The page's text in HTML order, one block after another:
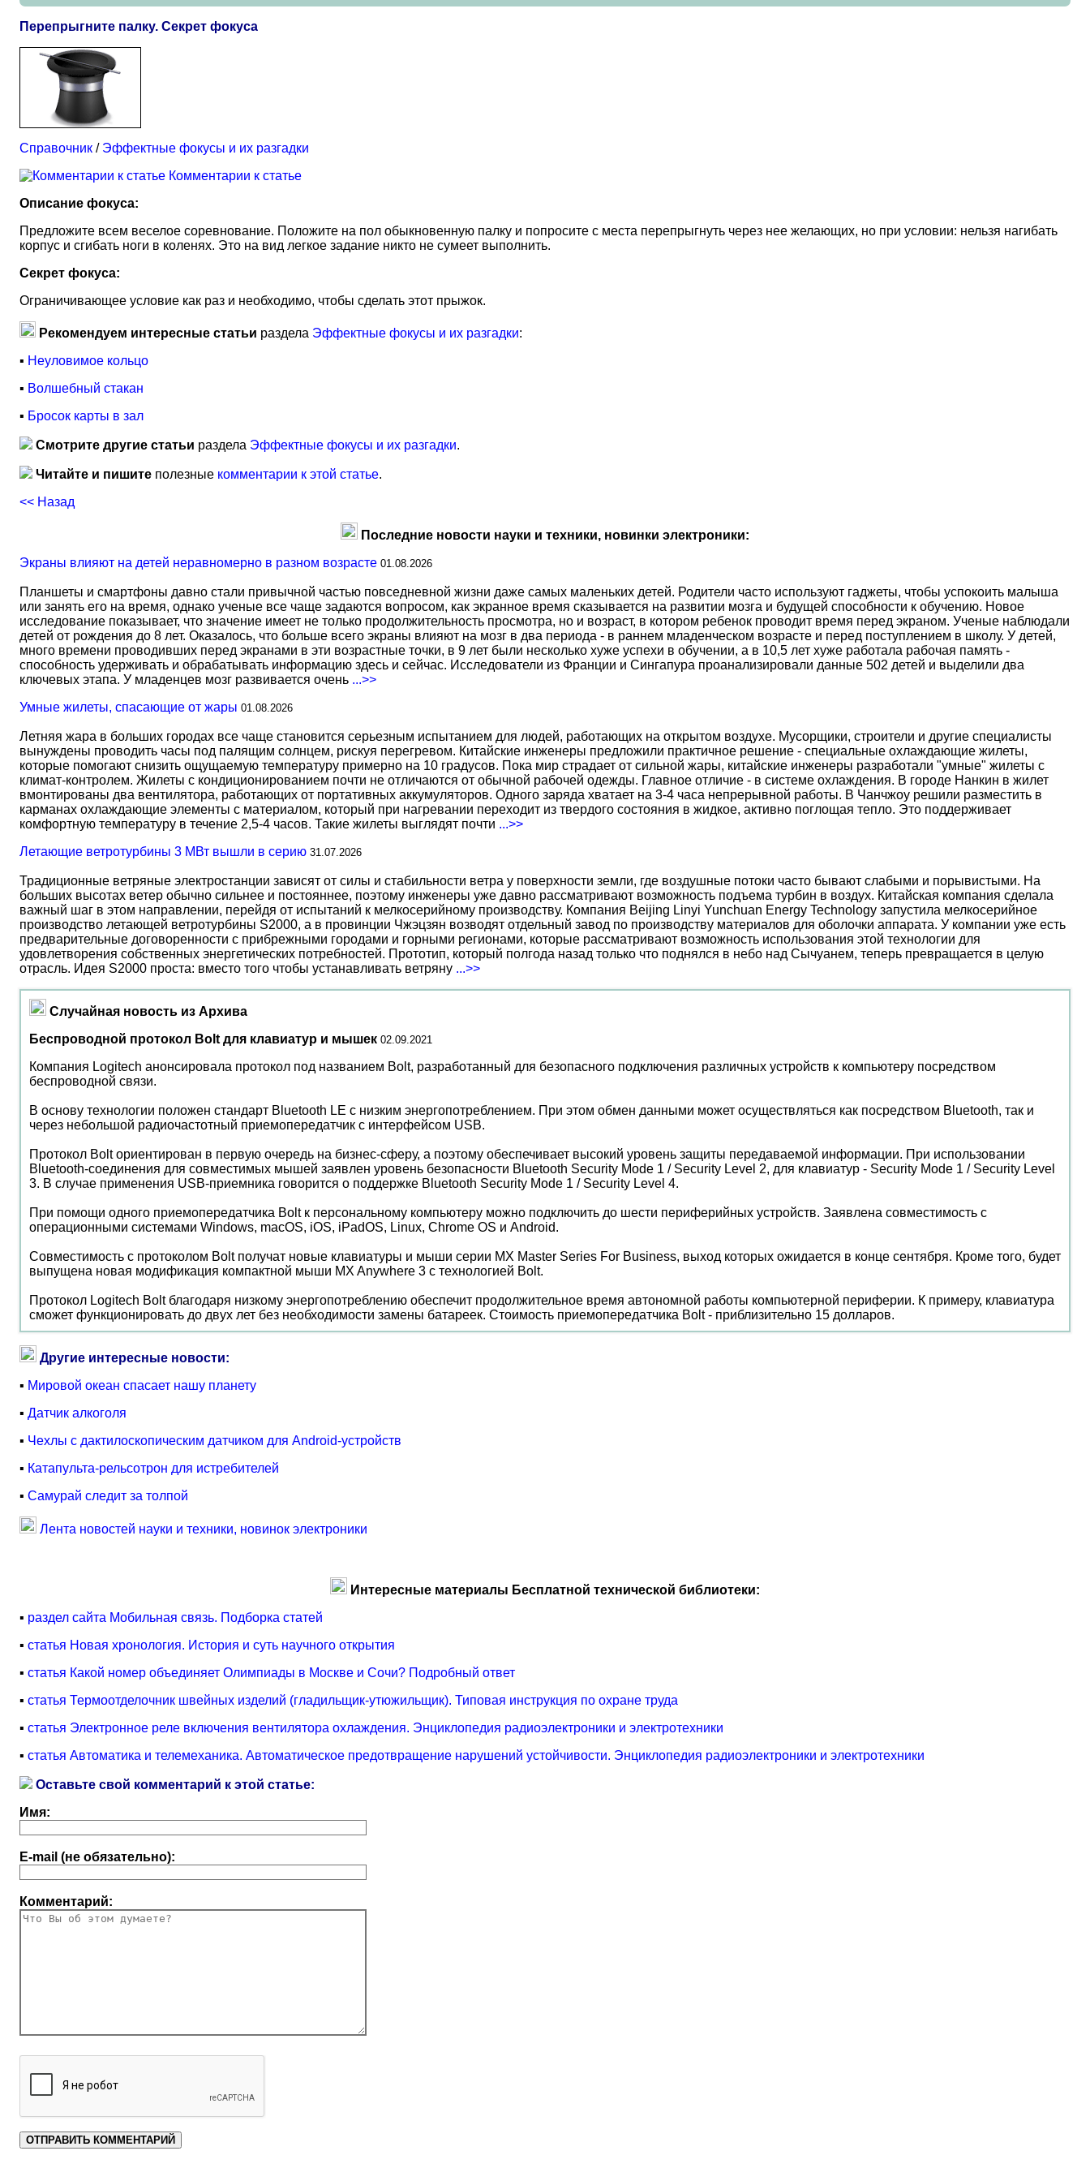
Перепрыгните палку. Секрет фокуса
Справочник / Эффектные фокусы и их разгадки
Комментарии к статье
Описание фокуса:
Предложите всем веселое соревнование. Положите на пол обыкновенную палку и попросите с места перепрыгнуть через нее желающих, но при условии: нельзя нагибать
корпус и сгибать ноги в коленях. Это на вид легкое задание никто не сумеет выполнить.
Секрет фокуса:
Ограничивающее условие как раз и необходимо, чтобы сделать этот прыжок.
Рекомендуем интересные статьи раздела Эффектные фокусы и их разгадки:
▪ Неуловимое кольцо
▪ Волшебный стакан
▪ Бросок карты в зал
Смотрите другие статьи раздела Эффектные фокусы и их разгадки.
Читайте и пишите полезные комментарии к этой статье.
<< Назад
Последние новости науки и техники, новинки электроники:
Экраны влияют на детей неравномерно в разном возрасте 01.08.2026
Планшеты и смартфоны давно стали привычной частью повседневной жизни даже самых маленьких детей. Родители часто используют гаджеты, чтобы успокоить малыша
или занять его на время, однако ученые все чаще задаются вопросом, как экранное время сказывается на развитии мозга и будущей способности к обучению. Новое
исследование показывает, что значение имеет не только продолжительность просмотра, но и возраст, в котором ребенок проводит время перед экраном. Ученые наблюдали
детей от рождения до 8 лет. Оказалось, что больше всего экраны влияют на мозг в два периода - в раннем младенческом возрасте и перед поступлением в школу. У детей,
много времени проводивших перед экранами в эти возрастные точки, в 9 лет были несколько хуже успехи в обучении, а в 10,5 лет хуже работала рабочая память -
способность удерживать и обрабатывать информацию здесь и сейчас. Исследователи из Франции и Сингапура проанализировали данные 502 детей и выделили два
ключевых этапа. У младенцев мозг развивается очень ...>>
Умные жилеты, спасающие от жары 01.08.2026
Летняя жара в больших городах все чаще становится серьезным испытанием для людей, работающих на открытом воздухе. Мусорщики, строители и другие специалисты
вынуждены проводить часы под палящим солнцем, рискуя перегревом. Китайские инженеры предложили практичное решение - специальные охлаждающие жилеты,
которые помогают снизить ощущаемую температуру примерно на 10 градусов. Пока мир страдает от сильной жары, китайские инженеры разработали "умные" жилеты с
климат-контролем. Жилеты с кондиционированием почти не отличаются от обычной рабочей одежды. Главное отличие - в системе охлаждения. В городе Нанкин в жилет
вмонтированы два вентилятора, работающих от портативных аккумуляторов. Одного заряда хватает на 3-4 часа непрерывной работы. В Чанчжоу решили разместить в
карманах охлаждающие элементы с материалом, который при нагревании переходит из твердого состояния в жидкое, активно поглощая тепло. Это поддерживает
комфортную температуру в течение 2,5-4 часов. Такие жилеты выглядят почти ...>>
Летающие ветротурбины 3 МВт вышли в серию 31.07.2026
Традиционные ветряные электростанции зависят от силы и стабильности ветра у поверхности земли, где воздушные потоки часто бывают слабыми и порывистыми. На
больших высотах ветер обычно сильнее и постояннее, поэтому инженеры уже давно рассматривают возможность подъема турбин в воздух. Китайская компания сделала
важный шаг в этом направлении, перейдя от испытаний к мелкосерийному производству. Компания Beijing Linyi Yunchuan Energy Technology запустила мелкосерийное
производство летающей ветротурбины S2000, а в провинции Чжэцзян возводят отдельный завод по производству материалов для оболочки аппарата. У компании уже есть
предварительные договоренности с прибрежными городами и горными регионами, которые рассматривают возможность использования этой технологии для
удовлетворения собственных энергетических потребностей. Прототип, который полгода назад только что поднялся в небо над Сычуанем, теперь превращается в целую
отрасль. Идея S2000 проста: вместо того чтобы устанавливать ветряну ...>>
Случайная новость из Архива
Беспроводной протокол Bolt для клавиатур и мышек 02.09.2021
Компания Logitech анонсировала протокол под названием Bolt, разработанный для безопасного подключения различных устройств к компьютеру посредством
беспроводной связи.
В основу технологии положен стандарт Bluetooth LE с низким энергопотреблением. При этом обмен данными может осуществляться как посредством Bluetooth, так и
через небольшой радиочастотный приемопередатчик с интерфейсом USB.
Протокол Bolt ориентирован в первую очередь на бизнес-сферу, а поэтому обеспечивает высокий уровень защиты передаваемой информации. При использовании
Bluetooth-соединения для совместимых мышей заявлен уровень безопасности Bluetooth Security Mode 1 / Security Level 2, для клавиатур - Security Mode 1 / Security Level
3. В случае применения USB-приемника говорится о поддержке Bluetooth Security Mode 1 / Security Level 4.
При помощи одного приемопередатчика Bolt к персональному компьютеру можно подключить до шести периферийных устройств. Заявлена совместимость с
операционными системами Windows, macOS, iOS, iPadOS, Linux, Chrome OS и Android.
Совместимость с протоколом Bolt получат новые клавиатуры и мыши серии MX Master Series For Business, выход которых ожидается в конце сентября. Кроме того, будет
выпущена новая модификация компактной мыши MX Anywhere 3 с технологией Bolt.
Протокол Logitech Bolt благодаря низкому энергопотреблению обеспечит продолжительное время автономной работы компьютерной периферии. К примеру, клавиатура
сможет функционировать до двух лет без необходимости замены батареек. Стоимость приемопередатчика Bolt - приблизительно 15 долларов.
Другие интересные новости:
▪ Мировой океан спасает нашу планету
▪ Датчик алкоголя
▪ Чехлы с дактилоскопическим датчиком для Android-устройств
▪ Катапульта-рельсотрон для истребителей
▪ Самурай следит за толпой
Лента новостей науки и техники, новинок электроники
Интересные материалы Бесплатной технической библиотеки:
▪ раздел сайта Мобильная связь. Подборка статей
▪ статья Новая хронология. История и суть научного открытия
▪ статья Какой номер объединяет Олимпиады в Москве и Сочи? Подробный ответ
▪ статья Термоотделочник швейных изделий (гладильщик-утюжильщик). Типовая инструкция по охране труда
▪ статья Электронное реле включения вентилятора охлаждения. Энциклопедия радиоэлектроники и электротехники
▪ статья Автоматика и телемеханика. Автоматическое предотвращение нарушений устойчивости. Энциклопедия радиоэлектроники и электротехники
Оставьте свой комментарий к этой статье:
Имя:
E-mail (не обязательно):
Комментарий: